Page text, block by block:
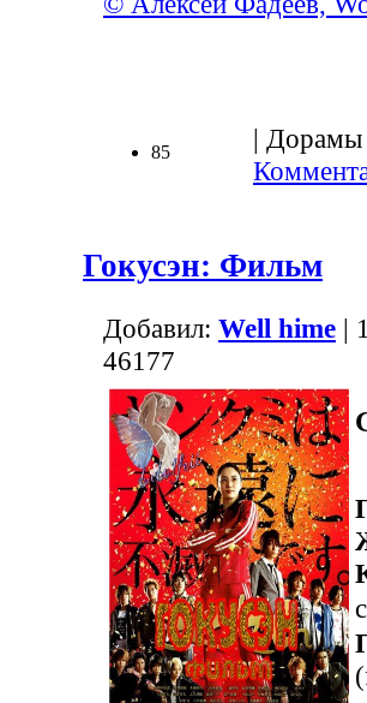
85
| Дорамы
Гокусэн: Фильм
Добавил: Well hime |
46177